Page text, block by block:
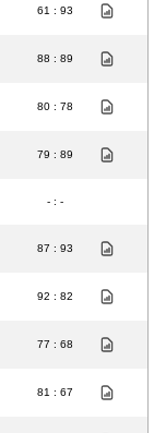
61 : 93
88 : 89
80 : 78
79 : 89
- : -
87 : 93
92 : 82
77 : 68
81 : 67